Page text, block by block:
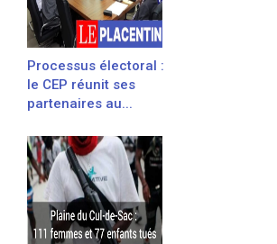
Processus électoral :
le CEP réunit ses
partenaires au...